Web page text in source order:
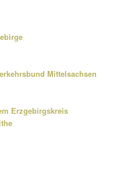
Mittelsachsen
Erzgebirgskreis